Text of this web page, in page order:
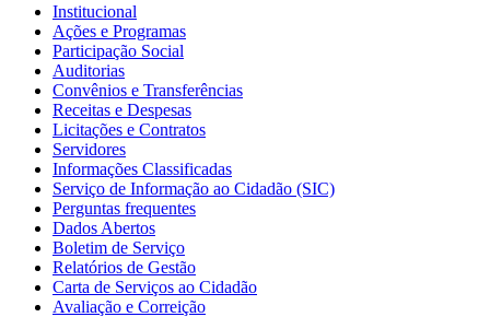
Institucional
Ações e Programas
Participação Social
Auditorias
Convênios e Transferências
Receitas e Despesas
Licitações e Contratos
Servidores
Informações Classificadas
Serviço de Informação ao Cidadão (SIC)
Perguntas frequentes
Dados Abertos
Boletim de Serviço
Relatórios de Gestão
Carta de Serviços ao Cidadão
Avaliação e Correição